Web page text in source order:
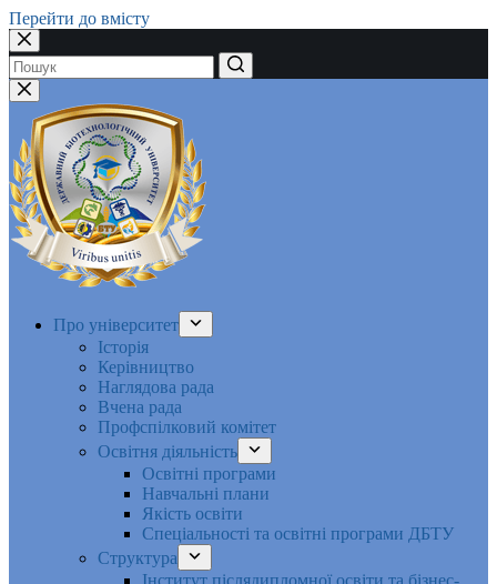
Перейти до вмісту
Немає
результатів
Про університет
Історія
Керівництво
Наглядова рада
Вчена рада
Профспілковий комітет
Освітня діяльність
Освітні програми
Навчальні плани
Якість освіти
Спеціальності та освітні програми ДБТУ
Структура
Інститут післядипломної освіти та бізнес-